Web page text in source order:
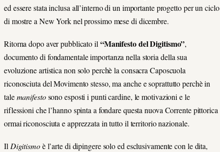
ed essere stata inclusa all’interno di un importante progetto per un ciclo
di mostre a New York nel prossimo mese di dicembre.
Ritorna dopo aver pubblicato il “Manifesto del Digitismo”,
documento di fondamentale importanza nella storia della sua
evoluzione artistica non solo perchè la consacra Caposcuola
riconosciuta del Movimento stesso, ma anche e soprattutto perchè in
talemanifestosono esposti i punti cardine, le motivazioni e le
riflessioni che l’hanno spinta a fondare questa nuova Corrente pittorica
ormai riconosciuta e apprezzata in tutto il territorio nazionale.
IlDigitismoè l’arte di dipingere solo ed esclusivamente con le dita,